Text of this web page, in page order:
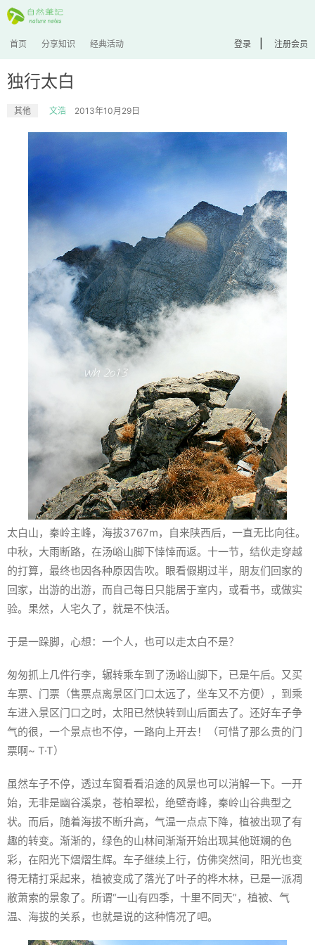
首页 分享知识 经典活动 登录 注册会员
独行太白
其他 文浩 2013年10月29日
太白山，秦岭主峰，海拔3767m，自来陕西后，一直无比向往。
中秋，大雨断路，在汤峪山脚下悻悻而返。十一节，结伙走穿越
的打算，最终也因各种原因告吹。眼看假期过半，朋友们回家的
回家，出游的出游，而自己每日只能居于室内，或看书，或做实
验。果然，人宅久了，就是不快活。
于是一跺脚，心想：一个人，也可以走太白不是？
匆匆抓上几件行李，辗转乘车到了汤峪山脚下，已是午后。又买
车票、门票（售票点离景区门口太远了，坐车又不方便），到乘
车进入景区门口之时，太阳已然快转到山后面去了。还好车子争
气的很，一个景点也不停，一路向上开去！（可惜了那么贵的门
票啊~ T·T）
虽然车子不停，透过车窗看看沿途的风景也可以消解一下。一开
始，无非是幽谷溪泉，苍柏翠松，绝壁奇峰，秦岭山谷典型之
状。而后，随着海拔不断升高，气温一点点下降，植被出现了有
趣的转变。渐渐的，绿色的山林间渐渐开始出现其他斑斓的色
彩，在阳光下熠熠生辉。车子继续上行，仿佛突然间，阳光也变
得无精打采起来，植被变成了落光了叶子的桦木林，已是一派凋
敝萧索的景象了。所谓“一山有四季，十里不同天”，植被、气
温、海拔的关系，也就是说的这种情况了吧。